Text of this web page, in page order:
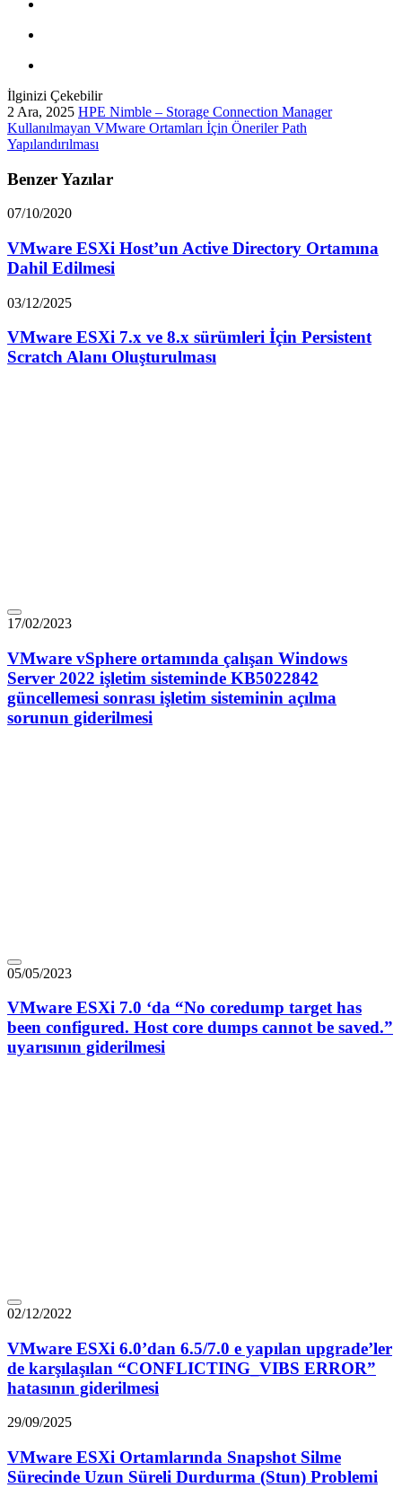
İlginizi Çekebilir
2 Ara, 2025 HPE Nimble – Storage Connection Manager
Kullanılmayan VMware Ortamları İçin Öneriler Path
Yapılandırılması
Benzer Yazılar
07/10/2020
VMware ESXi Host’un Active Directory Ortamına
Dahil Edilmesi
03/12/2025
VMware ESXi 7.x ve 8.x sürümleri İçin Persistent
Scratch Alanı Oluşturulması
17/02/2023
VMware vSphere ortamında çalışan Windows
Server 2022 işletim sisteminde KB5022842
güncellemesi sonrası işletim sisteminin açılma
sorunun giderilmesi
05/05/2023
VMware ESXi 7.0 ‘da “No coredump target has
been configured. Host core dumps cannot be saved.”
uyarısının giderilmesi
02/12/2022
VMware ESXi 6.0’dan 6.5/7.0 e yapılan upgrade’ler
de karşılaşılan “CONFLICTING_VIBS ERROR”
hatasının giderilmesi
29/09/2025
VMware ESXi Ortamlarında Snapshot Silme
Sürecinde Uzun Süreli Durdurma (Stun) Problemi